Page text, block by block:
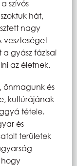
szívós
hát,
nagy
veszteséget
a gyász fázisai
az életnek.
önmagunk és
kultúrájának
tétele.
és
területek
hogy